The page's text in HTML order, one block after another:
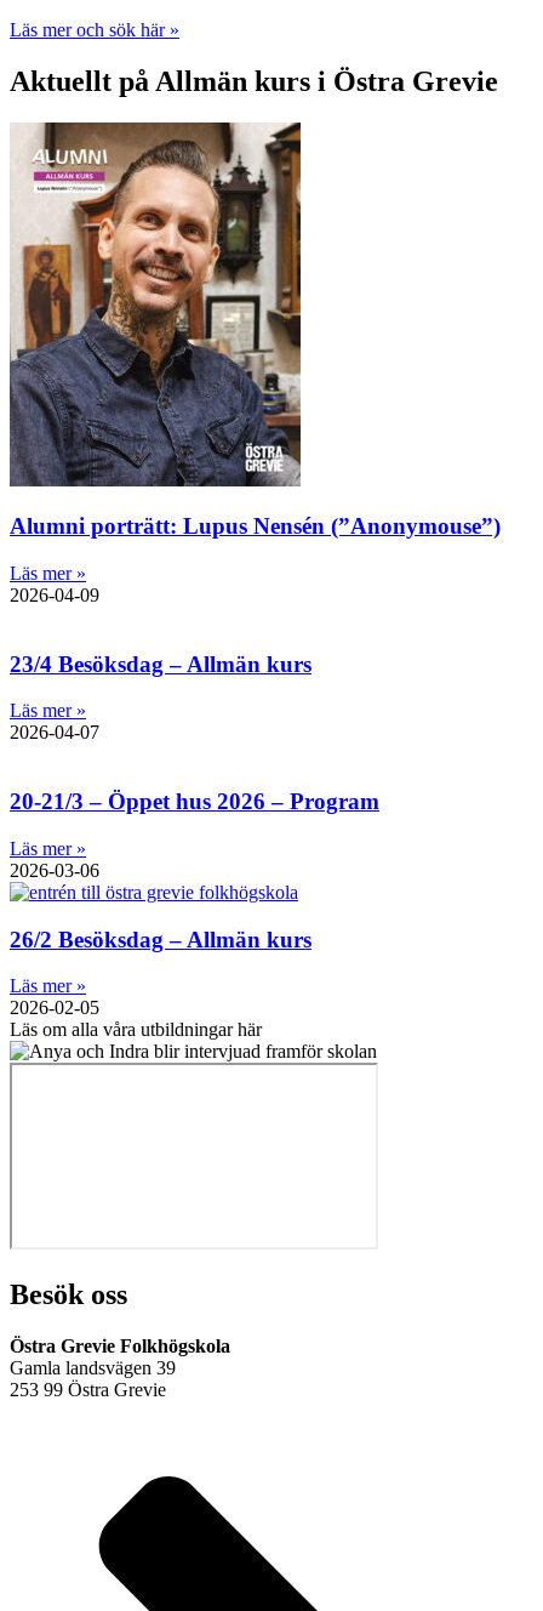
Läs mer och sök här »
Aktuellt på Allmän kurs i Östra Grevie
Alumni porträtt: Lupus Nensén (”Anonymouse”)
Läs mer »
2026-04-09
23/4 Besöksdag – Allmän kurs
Läs mer »
2026-04-07
20-21/3 – Öppet hus 2026 – Program
Läs mer »
2026-03-06
26/2 Besöksdag – Allmän kurs
Läs mer »
2026-02-05
Läs om alla våra utbildningar här
Besök oss
Östra Grevie Folkhögskola
Gamla landsvägen 39
253 99 Östra Grevie